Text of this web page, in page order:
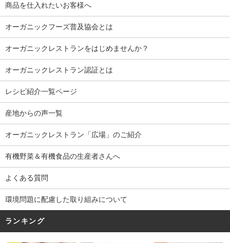
商品を仕入れたいお客様へ
オーガニックフーズ普及協会とは
オーガニックレストランをはじめませんか？
オーガニックレストラン認証とは
レシピ紹介一覧ページ
産地からの声一覧
オーガニックレストラン「広場」のご紹介
有機野菜＆有機食品の生産者さんへ
よくある質問
環境問題に配慮した取り組みについて
ランキング